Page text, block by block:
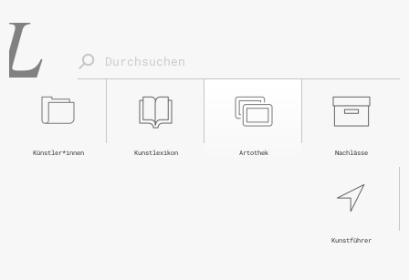
Nachlässe
Artothek
Kunstlexikon
Künstler*innen
Kunstführer